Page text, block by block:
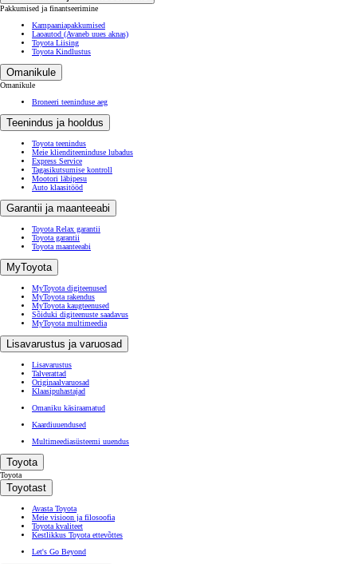
Pakkumised ja finantseerimine
Kampaaniapakkumised
Laoautod (Avaneb uues aknas)
Toyota Liising
Toyota Kindlustus
Omanikule
Omanikule
Broneeri teeninduse aeg
Teenindus ja hooldus
Toyota teenindus
Meie klienditeeninduse lubadus
Express Service
Tagasikutsumise kontroll
Mootori läbipesu
Auto klaasitööd
Garantii ja maanteeabi
Toyota Relax garantii
Toyota garantii
Toyota maanteeabi
MyToyota
MyToyota digiteenused
MyToyota rakendus
MyToyota kaugteenused
Sõiduki digiteenuste saadavus
MyToyota multimeedia
Lisavarustus ja varuosad
Lisavarustus
Talverattad
Originaalvaruosad
Klaasipuhastajad
Omaniku käsiraamatud
Kaardiuuendused
Multimeediasüsteemi uuendus
Toyota
Toyota
Toyotast
Avasta Toyota
Meie visioon ja filosoofia
Toyota kvaliteet
Kestlikkus Toyota ettevõttes
Let's Go Beyond